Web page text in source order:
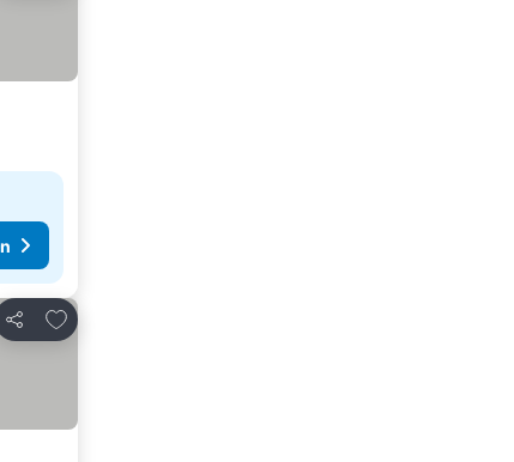
Teilen
Zu Favoriten hinzufügen